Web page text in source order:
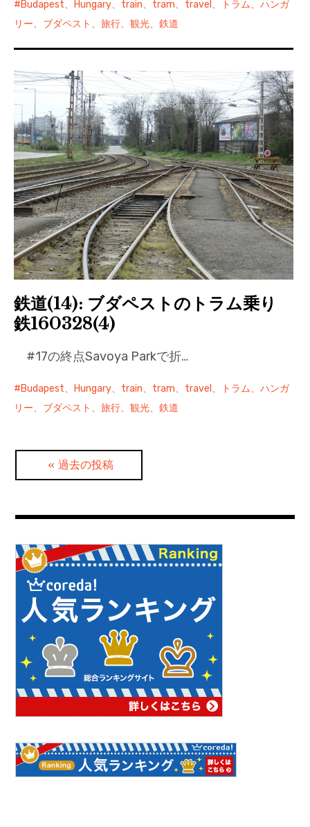
Budapest、Hungary、train、tram、travel、トラム、ハンガ
リー、ブダペスト、旅行、観光、鉄道
鉄道(14): ブダペストのトラム乗り
鉄160328(4)
#17の終点Savoya Parkで折…
Budapest、Hungary、train、tram、travel、トラム、ハンガ
リー、ブダペスト、旅行、観光、鉄道
ナ
ビ
ゲ
ー
シ
ョ
ン
過去の投稿